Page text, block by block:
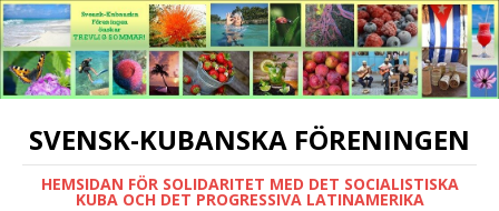
SVENSK-KUBANSKA FÖRENINGEN
HEMSIDAN FÖR SOLIDARITET MED DET SOCIALISTISKA
KUBA OCH DET PROGRESSIVA LATINAMERIKA